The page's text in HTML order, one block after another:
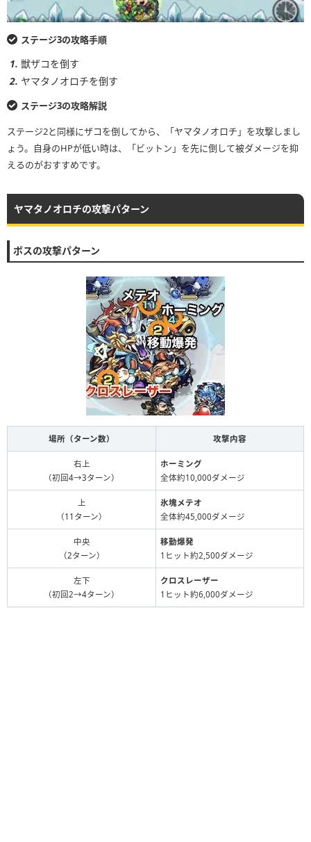
ステージ3の攻略手順
獣ザコを倒す
ヤマタノオロチを倒す
ステージ3の攻略解説
ステージ2と同様にザコを倒してから、「ヤマタノオロチ」を攻撃しまし
ょう。自身のHPが低い時は、「ビットン」を先に倒して被ダメージを抑
えるのがおすすめです。
ヤマタノオロチの攻撃パターン
ボスの攻撃パターン
場所（ターン数） 攻撃内容
右上
（初回4→3ターン）
ホーミング
全体約10,000ダメージ
上
（11ターン）
氷塊メテオ
全体約45,000ダメージ
中央
（2ターン）
移動爆発
1ヒット約2,500ダメージ
左下
（初回2→4ターン）
クロスレーザー
1ヒット約6,000ダメージ